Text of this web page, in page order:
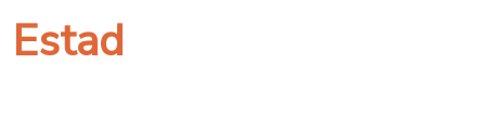
Estad